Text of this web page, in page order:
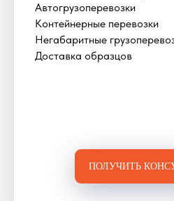
Автогрузоперевозки
Контейнерные перевозки
Негабаритные
Доставка образцов
ПОЛУЧИТЬ